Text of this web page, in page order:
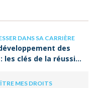
DANS SA CARRIÈRE
des
les clés de la réussite
MES DROITS